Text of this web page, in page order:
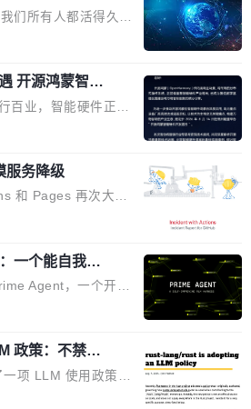
尽皆知但很少公开捅
了一句软化声明：
分论文都在过度宣传
，如果你筛选出那些
那它们大部分都是过
痛点。不是所有论文
那批论文最有问题。
Shen，一位 ICLR 2
们所有人都活得久。
客，而是出自 Hieu
是谁？他是 xAI
训练基础设施团队
一条帖子，列出了他
个开源项目。 第一
2。 Hieu 的
解释，但 FA2 是他
恰到好处，刚好能
那些"邪恶的" Hopp
修改和适配。 更关
开源鸿蒙智能
举行
百业，智能硬件正从
化、协同化发展。作
布式能力，为不同类
互联提供关键支撑，
新与商业增长打开新
蒙智能硬件开发者日
Hardware Develope
面向智能硬件产业
专家与资深技术顾
、设备适配、芯片适
容性测评及统一互联
交流，帮助企业进一
服务降级
和 Pages 再次大规
不可用超过 5 小时，
也因调度层故
code review、C
影响。从检测到完全
2026 年 8 月的第六
服务相关。 Git
论中贴出了一组数
。现在，每周
次。GitHub...
一个能自我改
AGI 3 超越人类
Agent，一个开源
心设计围绕两个抽
Model（RLM）和 C
AGI 3 基准测试
的组合达到了 95.
ARC 报告的人类专
政策：不禁
不是你写的
一项 LLM 使用政策，
库的代码贡献。这不